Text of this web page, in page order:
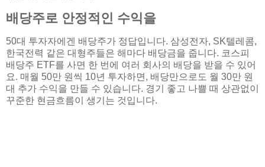
배당주로 안정적인 수익을
50대 투자자에겐 배당주가 정답입니다. 삼성전자, SK텔레콤,
한국전력 같은 대형주들은 해마다 배당금을 줍니다. 코스피
배당주 ETF를 사면 한 번에 여러 회사의 배당을 받을 수 있어
요. 매월 50만 원씩 10년 투자하면, 배당만으로도 월 30만 원
대 추가 수익을 만들 수 있습니다. 경기 좋고 나쁠 때 상관없이
꾸준한 현금흐름이 생기는 것입니다.